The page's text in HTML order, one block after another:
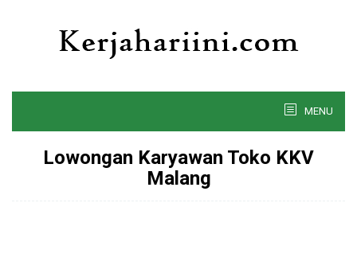
MENU
Lowongan Karyawan Toko KKV
Malang